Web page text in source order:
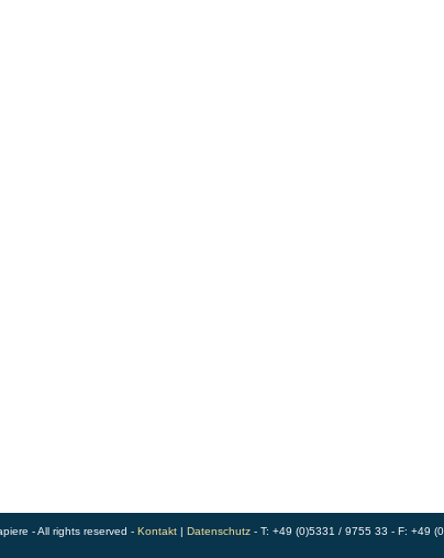
- All rights reserved - Kontakt| Datenschutz- T: +49 (0)5331 / 9755 33 - F: +49